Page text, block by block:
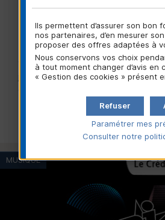
Prodiges fête ses 10
L’émission qui met en lumière des
virtuoses du classique revient sur
jeudi 21 décembre sur France 2
MUSIQUE
Ils permettent d’assurer son bon
nos partenaires, d’en mesurer
proposer des offres adaptées à
Nous conservons vos choix
à tout moment changer d’avis en
« Gestion des cookies » présent
Refuser
Paramétrer mes
Consulter notre